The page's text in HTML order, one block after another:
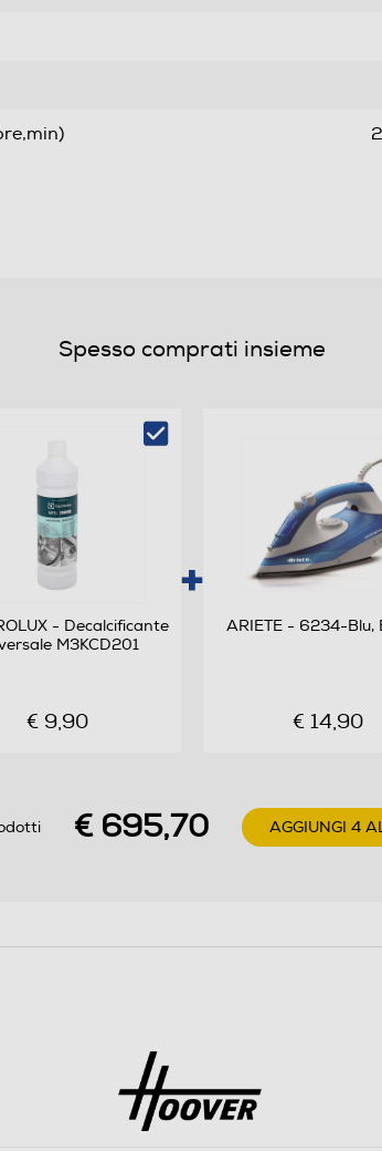
Spesso comprati insieme
- Decalcificante
M3KCD201
€ 9,90
ARIETE - 6234-Blu,
€ 14,90
€ 695,70 AGGIUNGI 4